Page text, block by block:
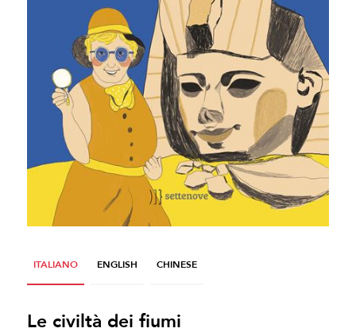
ITALIANO ENGLISH CHINESE
Le civiltà dei fiumi